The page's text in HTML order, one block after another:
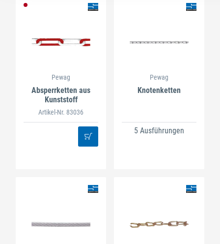
Pewag
Absperrketten aus
Kunststoff
Artikel-Nr. 83036
Pewag
Knotenketten
5 Ausführungen